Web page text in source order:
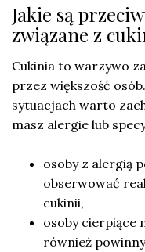
Jakie są
związane z
Cukinia to warzywo
przez większość
sytuacjach warto
masz alergie lub
osoby z alergią
obserwować
cukinii,
osoby cierpiące
również